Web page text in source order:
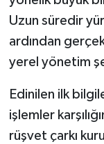
Uzun süredir
ardından
yerel yönetim
Edinilen ilk
işlemler
rüşvet çarkı
Kültür -
MAGAZİN
Politika
Resmi İlan